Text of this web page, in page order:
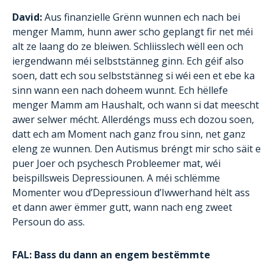
David:Aus finanzielle Grënn wunnen ech nach bei
menger Mamm, hunn awer scho geplangt fir net méi
alt ze laang do ze bleiwen. Schliisslech wëll een och
iergendwann méi selbststänneg ginn. Ech géif also
soen, datt ech sou selbststänneg si wéi een et ebe ka
sinn wann een nach doheem wunnt. Ech hëllefe
menger Mamm am Haushalt, och wann si dat meescht
awer selwer mécht. Allerdéngs muss ech dozou soen,
datt ech am Moment nach ganz frou sinn, net ganz
eleng ze wunnen. Den Autismus bréngt mir scho säit e
puer Joer och psychesch Probleemer mat, wéi
beispillsweis Depressiounen. A méi schlëmme
Momenter wou d’Depressioun d’Iwwerhand hëlt ass
et dann awer ëmmer gutt, wann nach eng zweet
Persoun do ass.
FAL: Bass du dann an engem bestëmmte